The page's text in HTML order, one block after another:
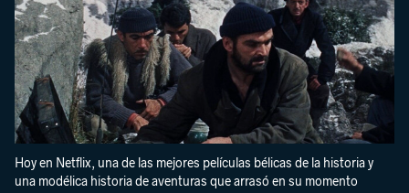
Hoy en Netflix, una de las mejores películas bélicas de la historia y
una modélica historia de aventuras que arrasó en su momento